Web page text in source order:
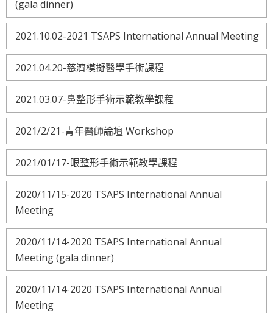
(gala dinner)
2021.10.02-2021 TSAPS International Annual Meeting
2021.04.20-慈濟模擬醫學手術課程
2021.03.07-鼻整形手術示範教學課程
2021/2/21-青年醫師論壇 Workshop
2021/01/17-眼整形手術示範教學課程
2020/11/15-2020 TSAPS International Annual
Meeting
2020/11/14-2020 TSAPS International Annual
Meeting (gala dinner)
2020/11/14-2020 TSAPS International Annual
Meeting